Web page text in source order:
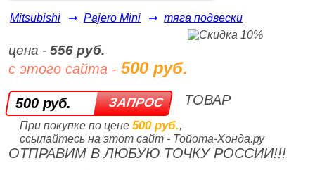
Mitsubishi ➞ Pajero Mini ➞ тяга подвески
цена -556 руб.
с этого сайта -500 руб.
500 руб.
При покупке по цене 500 руб.,
ссылайтесь на этот сайт - Тойота-Хонда.ру
ТОВАР
ОТПРАВИМ В ЛЮБУЮ ТОЧКУ РОССИИ!!!